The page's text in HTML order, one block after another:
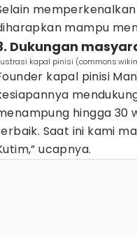
mampu
Dukungan
kapal pinisi
kapal pinisi
hingga 30
Saat ini kami
ucapnya.